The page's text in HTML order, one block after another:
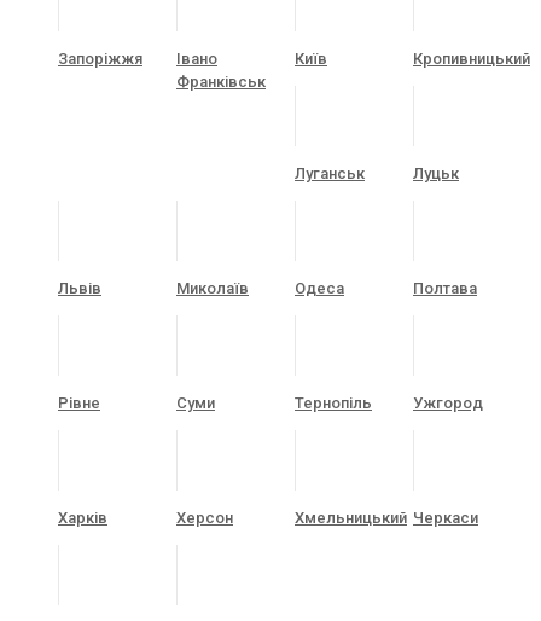
Запоріжжя
Івано
Франківськ
Київ Кропивницький
Луганськ Луцьк
Львів Миколаїв Одеса Полтава
Рівне Суми Тернопіль Ужгород
Харків Херсон Хмельницький Черкаси